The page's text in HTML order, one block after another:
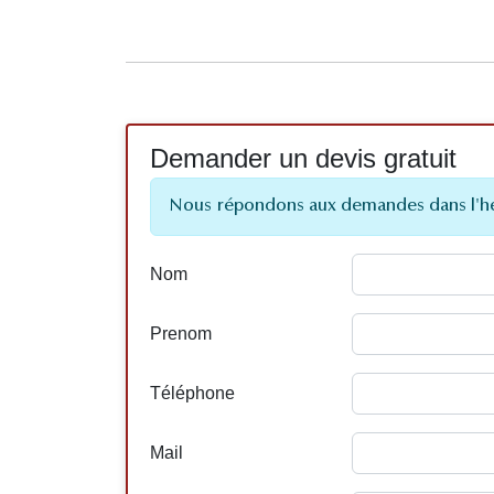
Demander un devis gratuit
Nous répondons aux demandes dans
Nom
Prenom
Téléphone
Mail